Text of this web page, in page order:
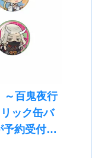
～百鬼夜行
ック缶バ
約受付開